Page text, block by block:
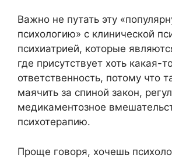
Важно не путать эту
психологию» с клинической
психиатрией, которые
где присутствует хоть какая-
ответственность, потому что
маячить за спиной закон,
медикаментозное
психотерапию.
Проще говоря, хочешь